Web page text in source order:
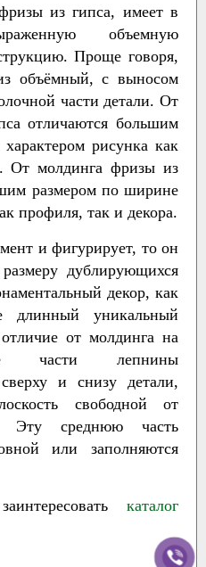
из гипса, имеет в
объемную
Проще говоря,
объёмный, с выносом
части детали. От
отличаются большим
рисунка как
От молдинга фризы из
размером по ширине
профиля, так и декора.
и фигурирует, то он
дублирующихся
декор, как
длинный уникальный
от молдинга на
части лепнины
и снизу детали,
свободной от
Эту среднюю часть
или заполняются
каталог